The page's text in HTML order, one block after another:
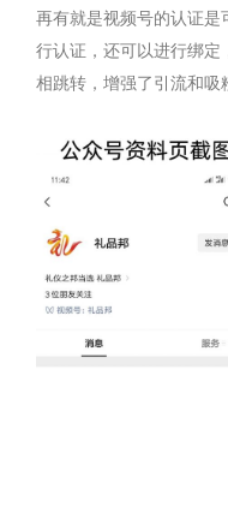
再有就是视频号的认证
行认证，还可以进行绑
相跳转，增强了引流和吸